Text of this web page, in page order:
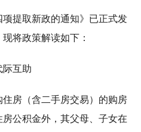
项提取新政的通知》已正式发
将政策解读如下：
际互助
住房（含二手房交易）的购房
公积金外，其父母、子女在